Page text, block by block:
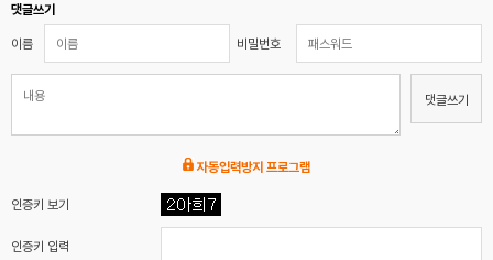
댓글쓰기
이름 비밀번호
댓글쓰기
자동입력방지 프로그램
인증키 보기
인증키 입력